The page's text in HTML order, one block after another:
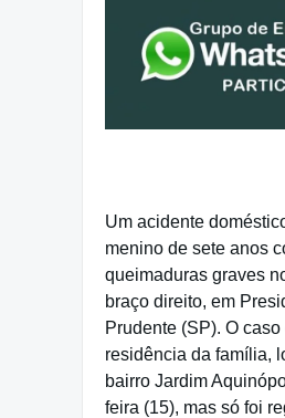
Um acidente
menino de sete anos
queimaduras graves
braço direito, em
Prudente (SP). O
residência da família,
bairro Jardim
feira (15), mas só foi